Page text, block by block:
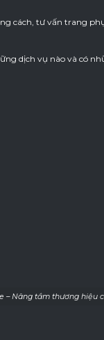
cách, tư vấn trang
dịch vụ nào và có
– Nâng tầm thương hiệu